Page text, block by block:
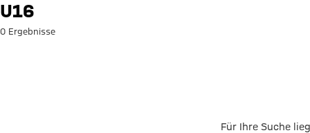
Suche: U16
U16
0 Ergebnisse
Für Ihre Suche